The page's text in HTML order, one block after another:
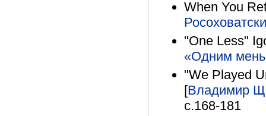
When You
"One Less"
«Одним
"We Played
[Владимир
с.168-181